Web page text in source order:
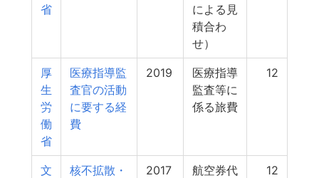
省
による見
積合わ
せ）
厚
生
労
働
省
医療指導監
査官の活動
に要する経
費
2019
医療指導
監査等に
係る旅費
12
文
核不拡散・
2017
航空券代
12